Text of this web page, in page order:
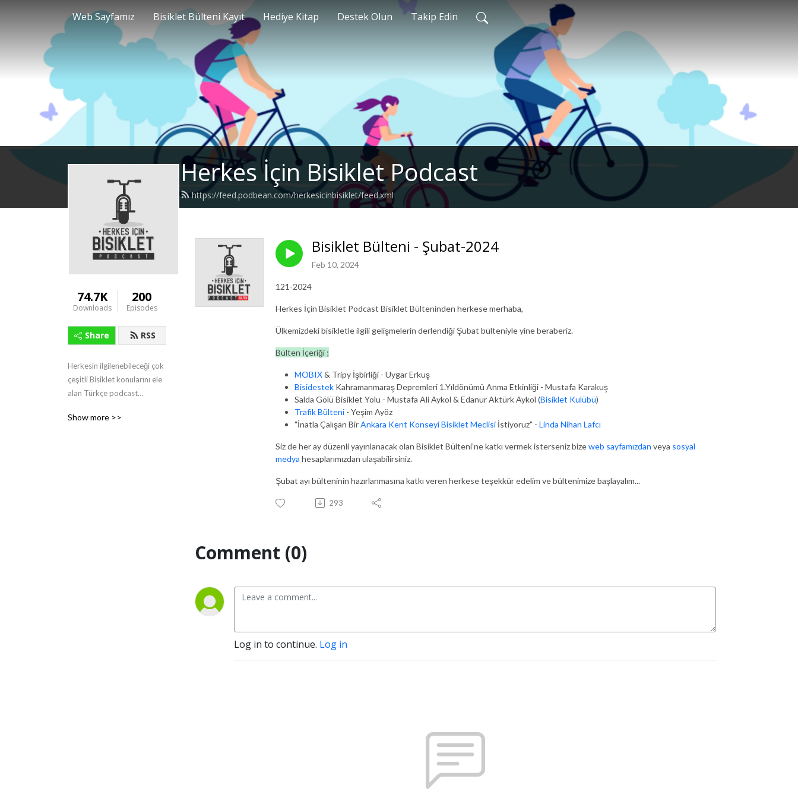
Web Sayfamız Bisiklet Bülteni Kayıt Hediye Kitap Destek Olun Takip Edin
Herkes İçin Bisiklet Podcast
https://feed.podbean.com/herkesicinbisiklet/feed.xml
74.7K
Downloads
200
Episodes
Share RSS
Herkesin ilgilenebileceği çok
çeşitli Bisiklet konularını ele
alan Türkçe podcast
Show more >>
Bisiklet Bülteni - Şubat-2024
Feb 10, 2024
121-2024
Herkes İçin Bisiklet Podcast Bisiklet Bülteninden herkese merhaba,
Ülkemizdeki bisikletle ilgili gelişmelerin derlendiği Şubat bülteniyle yine beraberiz.
Bülten İçeriği ;
MOBIX& Tripy İşbirliği - Uygar Erkuş
Bisidestek Kahramanmaraş Depremleri 1.Yıldönümü Anma Etkinliği - Mustafa Karakuş
Salda Gölü Bisiklet Yolu - Mustafa Ali Aykol & Edanur Aktürk Aykol (Bisiklet Kulübü)
Trafik Bülteni - Yeşim Ayöz
"İnatla Çalışan BirAnkara Kent Konseyi Bisiklet Meclisi İstiyoruz" - Linda Nihan Lafcı
Siz de her ay düzenli yayınlanacak olan Bisiklet Bülteni’ne katkı vermek isterseniz bizeweb sayfamızdan veya sosyal
medya hesaplarımızdan ulaşabilirsiniz.
Şubat ayı bülteninin hazırlanmasına katkı veren herkese teşekkür edelim ve bültenimize başlayalım...
293
Comment (0)
Log in to continue. Log in